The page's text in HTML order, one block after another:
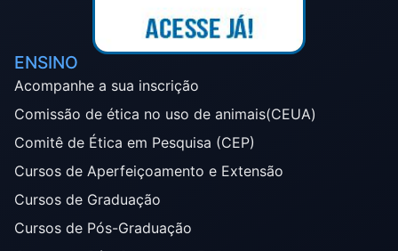
ENSINO
Acompanhe a sua inscrição
Comissão de ética no uso de animais(CEUA)
Comitê de Ética em Pesquisa (CEP)
Cursos de Aperfeiçoamento e Extensão
Cursos de Graduação
Cursos de Pós-Graduação